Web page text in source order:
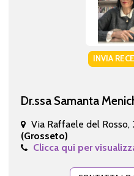
INVIA
Dr.ssa Samanta
Via Raffaele del Rosso,
(Grosseto)
Clicca qui per